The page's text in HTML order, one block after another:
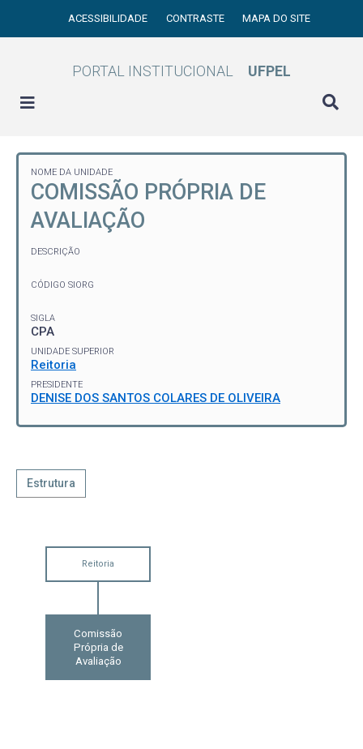
ACESSIBILIDADE CONTRASTE MAPA DO SITE
PORTAL INSTITUCIONAL UFPEL
NOME DA UNIDADE
COMISSÃO PRÓPRIA DE
AVALIAÇÃO
DESCRIÇÃO
CÓDIGO SIORG
SIGLA
CPA
UNIDADE SUPERIOR
Reitoria
PRESIDENTE
DENISE DOS SANTOS COLARES DE OLIVEIRA
Estrutura
Reitoria
Comissão
Própria de
Avaliação